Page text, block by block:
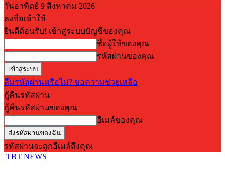
วันอาทิตย์ 9 สิงหาคม 2026
ลงชื่อเข้าใช้
ยินดีต้อนรับ! เข้าสู่ระบบบัญชีของคุณ
ชื่อผู้ใช้ของคุณ
รหัสผ่านของคุณ
ลืมรหัสผ่านหรือไม่? ขอความช่วยเหลือ
กู้คืนรหัสผ่าน
กู้คืนรหัสผ่านของคุณ
อีเมล์ของคุณ
รหัสผ่านจะถูกอีเมล์ถึงคุณ
TBT NEWS